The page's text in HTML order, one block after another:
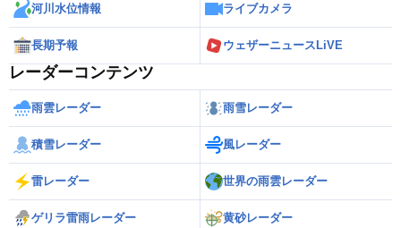
河川水位情報 ライブカメラ
長期予報 ウェザーニュースLiVE
レーダーコンテンツ
雨雲レーダー 雨雪レーダー
積雪レーダー 風レーダー
雷レーダー 世界の雨雲レーダー
ゲリラ雷雨レーダー 黄砂レーダー